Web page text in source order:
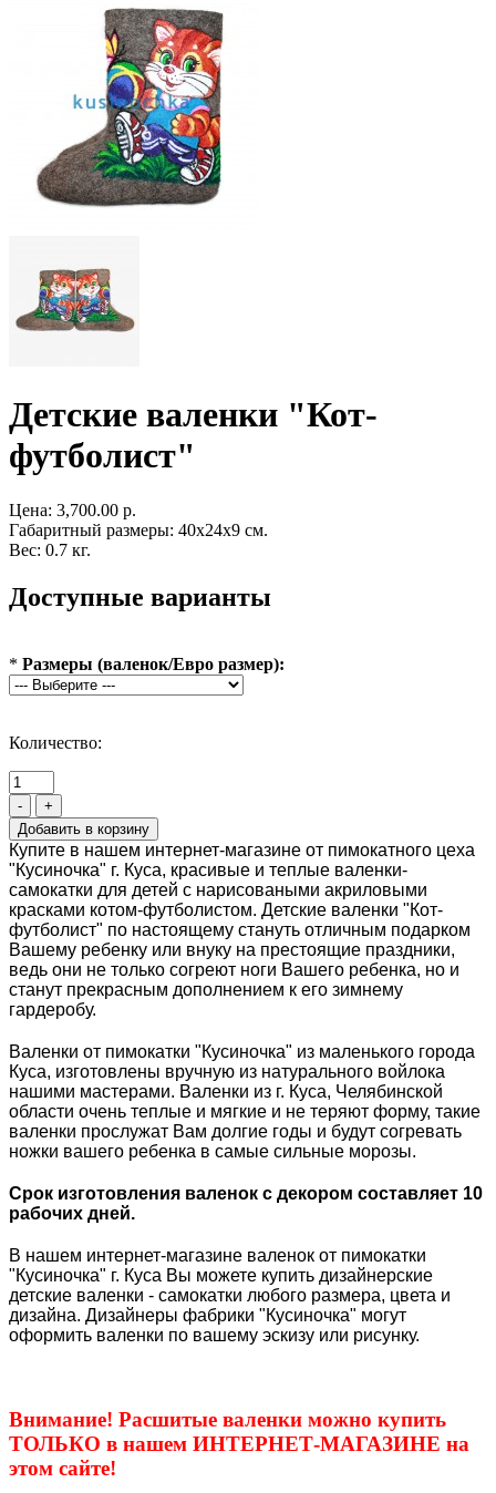
Детские валенки "Кот-
футболист"
Цена: 3,700.00 р.
Габаритный размеры: 40x24x9 см.
Вес: 0.7 кг.
Доступные варианты
* Размеры (валенок/Евро размер):
Количество:
- +
Купите в нашем интернет-магазине от пимокатного цеха
"Кусиночка" г. Куса, красивые и теплые валенки-
самокатки для детей с нарисоваными акриловыми
красками котом-футболистом. Детские валенки "Кот-
футболист" по настоящему стануть отличным подарком
Вашему ребенку или внуку на престоящие праздники,
ведь они не только согреют ноги Вашего ребенка, но и
станут прекрасным дополнением к его зимнему
гардеробу.
Валенки от пимокатки "Кусиночка" из маленького города
Куса, изготовлены вручную из натурального войлока
нашими мастерами. Валенки из г. Куса, Челябинской
области очень теплые и мягкие и не теряют форму, такие
валенки прослужат Вам долгие годы и будут согревать
ножки вашего ребенка в самые сильные морозы.
Срок изготовления валенок с декором составляет 10
рабочих дней.
В нашем интернет-магазине валенок от пимокатки
"Кусиночка" г. Куса Вы можете купить дизайнерские
детские валенки - самокатки любого размера, цвета и
дизайна. Дизайнеры фабрики "Кусиночка" могут
оформить валенки по вашему эскизу или рисунку.
Внимание! Расшитые валенки можно купить
ТОЛЬКО в нашем ИНТЕРНЕТ-МАГАЗИНЕ на
этом сайте!